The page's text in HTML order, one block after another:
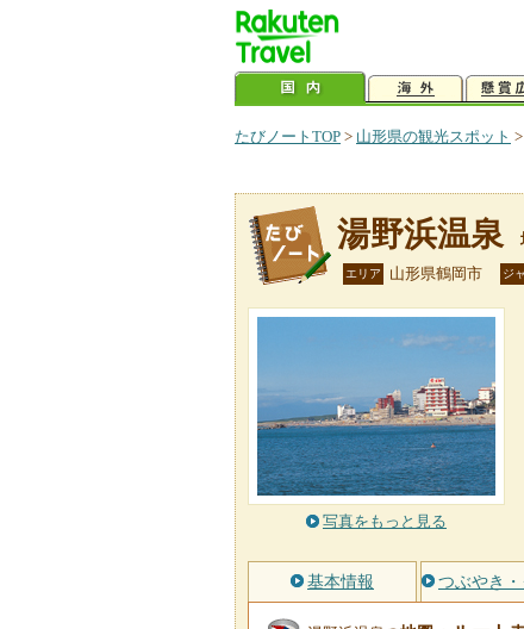
たびノートTOP > 山形県の観光スポット >
湯野浜温泉
エリア 山形県鶴岡市 ジ
写真をもっと見る
基本情報 つぶやき・